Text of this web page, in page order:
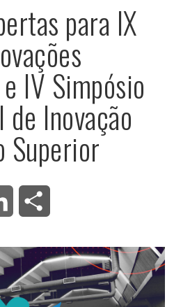
para IX
IV Simpósio
Inovação
Superior
LinkedIn